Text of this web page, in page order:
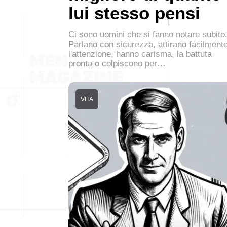
lui stesso pensi
Ci sono uomini che si fanno notare subito.
Parlano con sicurezza, attirano
l'attenzione, hanno carisma, la battuta
pronta o colpiscono per…
VITA